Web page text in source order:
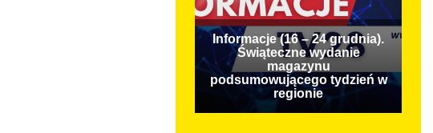
Informacje (16 – 24 grudnia).
Świąteczne wydanie
magazynu
podsumowującego tydzień w
regionie